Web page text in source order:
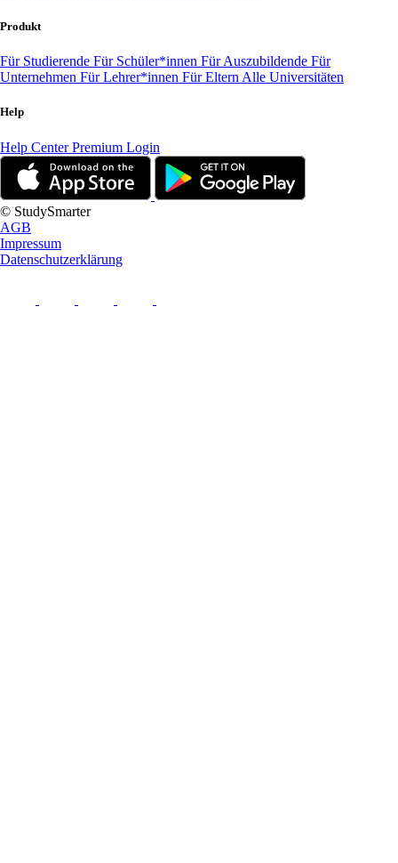
Produkt
Für Studierende Für Schüler*innen Für Auszubildende Für
Unternehmen Für Lehrer*innen Für Eltern Alle Universitäten
Help
Help CenterPremium Login
© StudySmarter
AGB
Impressum
Datenschutzerklärung